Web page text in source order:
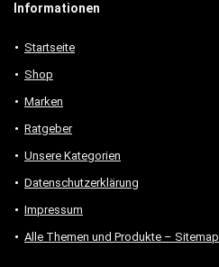
Informationen
Startseite
Shop
Marken
Ratgeber
Unsere Kategorien
Datenschutzerklärung
Impressum
Alle Themen und Produkte – Sitemap